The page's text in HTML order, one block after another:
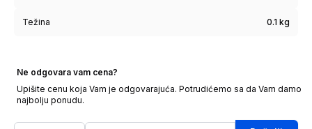
Težina 0.1 kg
Ne odgovara vam cena?
Upišite cenu koja Vam je odgovarajuća. Potrudićemo sa da Vam damo
najbolju ponudu.